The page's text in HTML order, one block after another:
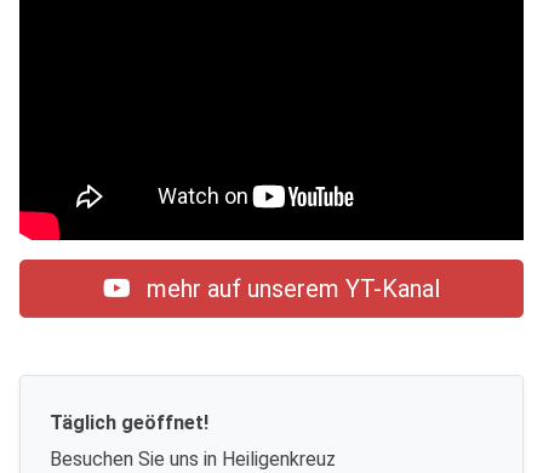
mehr auf unserem YT-Kanal
Täglich geöffnet!
Besuchen Sie uns in Heiligenkreuz